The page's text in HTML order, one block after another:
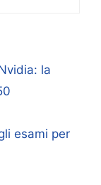
la
esami per